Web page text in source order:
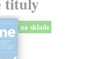
na sklade